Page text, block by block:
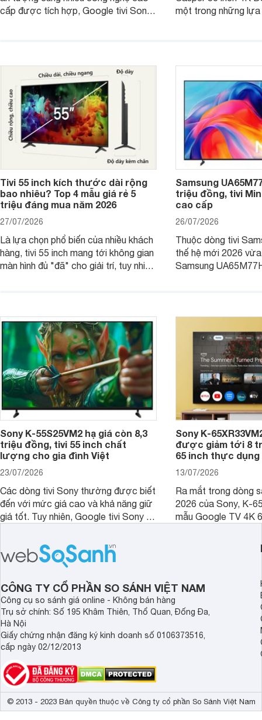
cấp được tích hợp, Google tivi Sony
một trong những lựa
Tivi 55 inch kích thước dài rộng
bao nhiêu? Top 4 mẫu giá rẻ 5
triệu đáng mua năm 2026
27/07/2026
Là lựa chọn phổ biến của nhiều khách
hàng, tivi 55 inch mang tới không gian
màn hình đủ "đã" cho giải trí, tuy nhiên
dùng cho phòng bao nhiêu m2?
Samsung
triệu đồng, tivi
cao cấp
26/07/2026
Thuộc dòng tivi
thế hệ mới 2026
Samsung
Sony K-55S25VM2 hạ giá còn 8,3
triệu đồng, tivi 55 inch chất
lượng cho gia đình Việt
23/07/2026
Các dòng tivi Sony thường được biết
đến với mức giá cao và khả năng giữ
giá tốt. Tuy nhiên, Google tivi Sony 55
hợp đáng chú ý khi có mức giá dễ
tiếp cận hơn dù mới ra mắt trong năm
Sony K-
được giảm tới 8
65 inch thực
13/07/2026
Ra mắt trong dòng
2026 của Sony, K-
mẫu Google TV 4K
tảng Google TV
nghệ hỗ trợ nâng
CÔNG TY CỔ PHẦN SO SÁNH VIỆT NAM
Công cụ so sánh giá online - Không bán hàng
Trụ sở chính: Số 195 Khâm Thiên, Thổ Quan, Đống Đa,
Hà Nội
Giấy chứng nhận đăng ký kinh doanh số 0106373516,
cấp ngày 02/12/2013
© 2013 - 2023 Bản quyền thuộc về Công ty cổ phần So Sánh Việt Nam